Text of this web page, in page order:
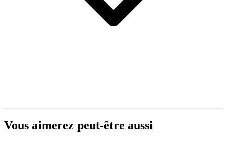
Vous aimerez peut-être aussi